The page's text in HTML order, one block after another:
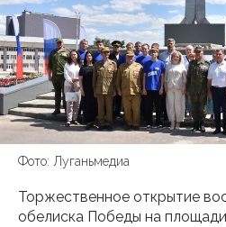
Фото: Луганьмедиа
Торжественное открытие
обелиска Победы на